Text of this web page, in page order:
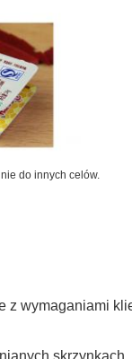
do innych celów.
z wymaganiami
skrzynkach.